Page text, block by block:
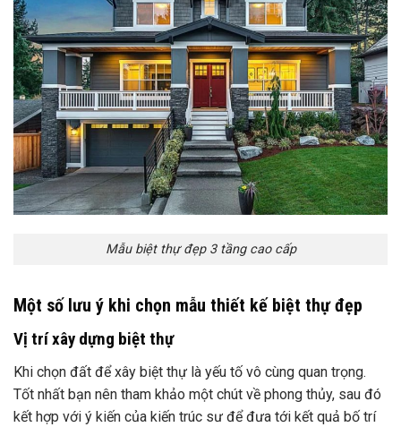
Mẫu biệt thự đẹp 3 tầng cao cấp
Một số lưu ý khi chọn mẫu thiết kế biệt thự đẹp
Vị trí xây dựng biệt thự
Khi chọn đất để xây biệt thự là yếu tố vô cùng quan trọng.
Tốt nhất bạn nên tham khảo một chút về phong thủy, sau đó
kết hợp với ý kiến của kiến trúc sư để đưa tới kết quả bố trí